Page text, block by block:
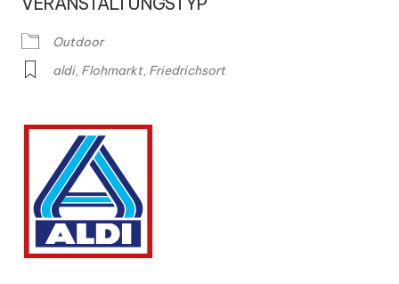
e
Outdoor
aldi, Flohmarkt, Friedrichsort